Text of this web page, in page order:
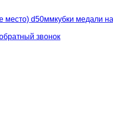
кубки медали
звонок